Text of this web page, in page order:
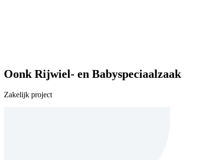
Oonk Rijwiel- en Babyspeciaalzaak
Zakelijk project